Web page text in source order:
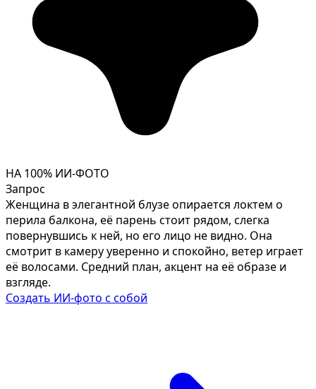
НА 100% ИИ-ФОТО
Запрос
Женщина в элегантной блузе опирается локтем о
перила балкона, её парень стоит рядом, слегка
повернувшись к ней, но его лицо не видно. Она
смотрит в камеру уверенно и спокойно, ветер играет
её волосами. Средний план, акцент на её образе и
взгляде.
Создать ИИ-фото с собой